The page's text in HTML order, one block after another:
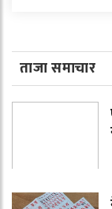
ताजा समाचार